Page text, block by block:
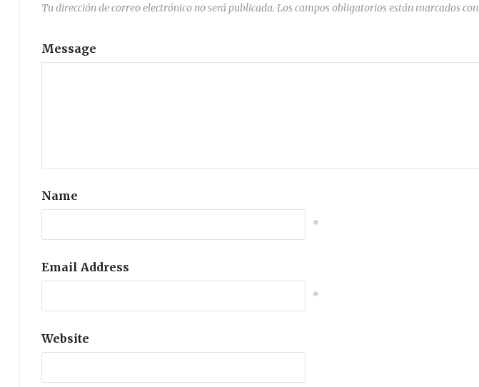
Tu dirección de correo electrónico no será publicada. Los campos obligatorios están marcados con
Message
Name
*
Email Address
*
Website